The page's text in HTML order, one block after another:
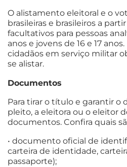
O alistamento eleitoral e o
brasileiras e brasileiros a
facultativos para pessoas
anos e jovens de 16 e 17
cidadãos em serviço militar
se alistar.
Documentos
Para tirar o título e garantir o
pleito, a eleitora ou o eleitor
documentos. Confira quais
• documento oficial de
carteira de identidade,
passaporte);